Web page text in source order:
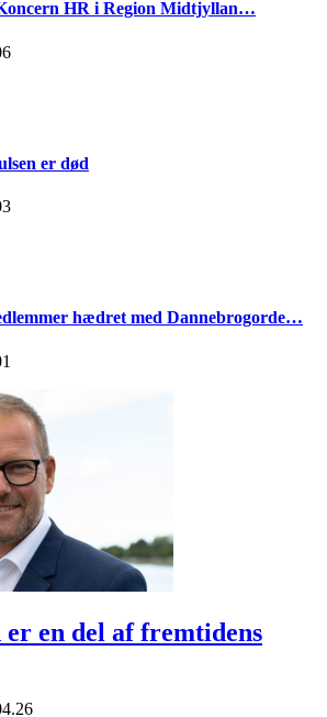
HR i Region Midtjyllan…
er død
hædret med Dannebrogorde…
en del af fremtidens